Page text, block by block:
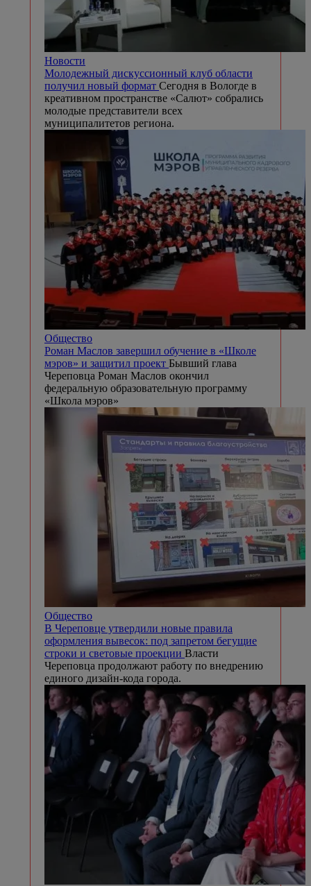
Новости
Молодежный дискуссионный клуб области
получил новый формат Сегодня в Вологде в
креативном пространстве «Салют» собрались
молодые представители всех
муниципалитетов региона.
Общество
Роман Маслов завершил обучение в «Школе
мэров» и защитил проект Бывший глава
Череповца Роман Маслов окончил
федеральную образовательную программу
«Школа мэров»
Общество
В Череповце утвердили новые правила
оформления вывесок: под запретом бегущие
строки и световые проекции Власти
Череповца продолжают работу по внедрению
единого дизайн-кода города.